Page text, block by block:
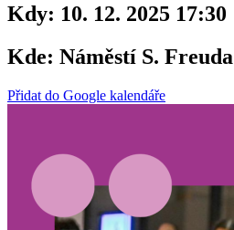
Kdy: 10. 12. 2025 17:30
Kde: Náměstí S. Freuda
Přidat do Google kalendáře